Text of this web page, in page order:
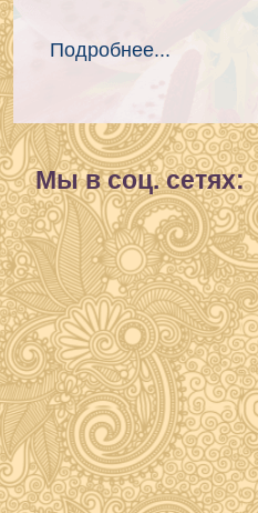
Подробнее...
Мы в соц. сетях: